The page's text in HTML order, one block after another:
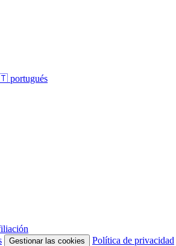
portugués
Gestionar las cookies Política de privacidad